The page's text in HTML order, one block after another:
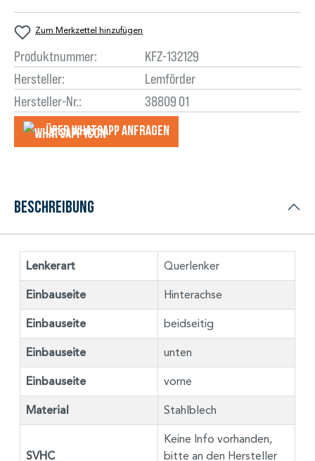
Zum Merkzettel hinzufügen
Produktnummer:
KFZ-132129
Hersteller:
Lemförder
Hersteller-Nr.:
38809 01
Über WhatsApp anfragеn
Beschreibung
Lenkerart Querlenker
Einbauseite Hinterachse
Einbauseite beidseitig
Einbauseite unten
Einbauseite vorne
Material Stahlblech
SVHC
Keine Info vorhanden,
bitte an den Hersteller